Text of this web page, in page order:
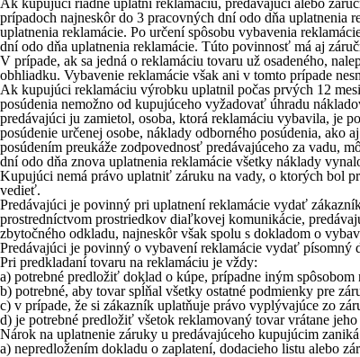
Ak kupujúci riadne uplatní reklamáciu, predávajúci alebo
prípadoch najneskôr do 3 pracovných dní odo dňa uplatnenia
uplatnenia reklamácie. Po určení spôsobu vybavenia
dní odo dňa uplatnenia reklamácie. Túto povinnosť má aj
V prípade, ak sa jedná o reklamáciu tovaru už osadeného,
obhliadku. Vybavenie reklamácie však ani v tomto prípade
Ak kupujúci reklamáciu výrobku uplatnil počas prvých 12
posúdenia nemožno od kupujúceho vyžadovať úhradu
predávajúci ju zamietol, osoba, ktorá reklamáciu vybavila, je
posúdenie určenej osobe, náklady odborného posúdenia,
posúdením preukáže zodpovednosť predávajúceho za vadu,
dní odo dňa znova uplatnenia reklamácie všetky náklady
Kupujúci nemá právo uplatniť záruku na vady, o ktorých bol
vedieť.
Predávajúci je povinný pri uplatnení reklamácie vydať
prostredníctvom prostriedkov diaľkovej komunikácie,
zbytočného odkladu, najneskôr však spolu s dokladom o
Predávajúci je povinný o vybavení reklamácie vydať písomný
Pri predkladaní tovaru na reklamáciu je vždy:
a) potrebné predložiť doklad o kúpe, prípadne iným
b) potrebné, aby tovar spĺňal všetky ostatné podmienky pre
c) v prípade, že si zákazník uplatňuje právo vyplývajúce zo
d) je potrebné predložiť všetok reklamovaný tovar vrátane
Nárok na uplatnenie záruky u predávajúceho kupujúcim
a) nepredložením dokladu o zaplatení, dodacieho listu alebo